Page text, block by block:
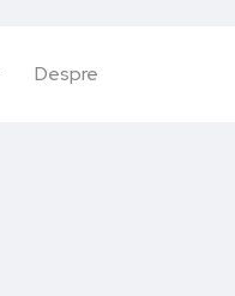
Despre